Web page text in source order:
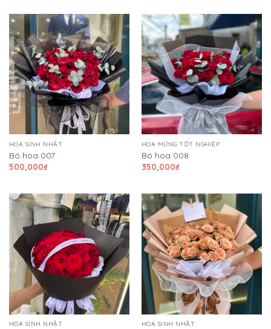
HOA SINH NHẬT
Bó hoa 007
500,000₫
HOA MỪNG TỐT NGHIỆP
Bó hoa 008
350,000₫
HOA SINH NHẬT HOA SINH NHẬT